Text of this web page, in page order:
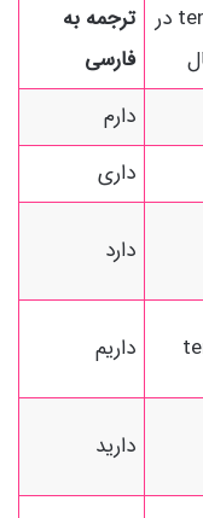
فعل tener در
ترجمه به
فارسی
دارم
داری
دارد
داریم
دارید